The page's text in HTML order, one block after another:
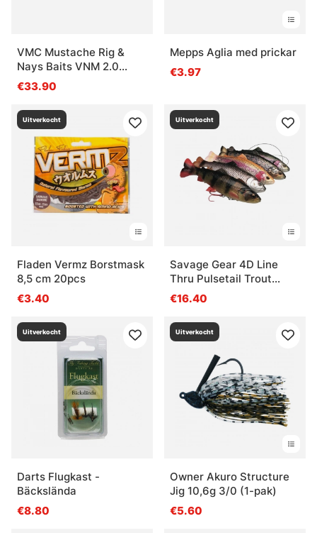
VMC Mustache Rig &
Nays Baits VNM 2.0
Bundle
€33.90
Mepps Aglia med prickar
€3.97
Uitverkocht
Fladen Vermz Borstmask
8,5 cm 20pcs
€3.40
Uitverkocht
Savage Gear 4D Line
Thru Pulsetail Trout
16cm 51g
€16.40
Uitverkocht
Darts Flugkast -
Bäckslända
€8.80
Uitverkocht
Owner Akuro Structure
Jig 10,6g 3/0 (1-pak)
€5.60